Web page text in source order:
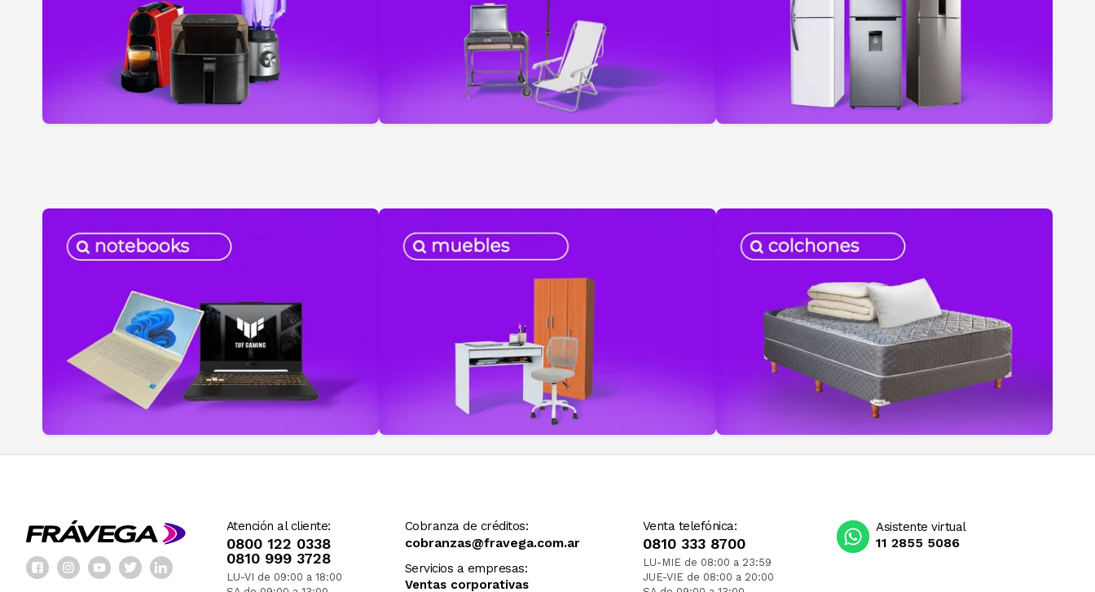
Atención al cliente:
0800 122 0338
0810 999 3728
LU-VI de 09:00 a 18:00
Cobranza de créditos:
cobranzas@fravega.com.ar
Servicios a empresas:
Ventas corporativas
Venta telefónica:
0810 333 8700
LU-MIE de 08:00 a 23:59
JUE-VIE de 08:00 a 20:00
Asistente virtual
11 2855 5086